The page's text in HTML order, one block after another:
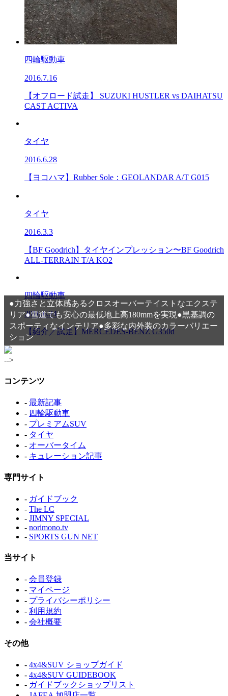
四輪駆動車
2016.7.16
【オフロード試走】 SUZUKI HUSTLER vs DAIHATSU
CAST ACTIVA
タイヤ
2016.6.28
【ヨコハマ】Rubber Sole：GEOLANDAR A/T G015
タイヤ
2016.3.3
【BF Goodrich】タイヤインプレッション〜BF Goodrich
ALL-TERRAIN T/A KO2
四輪駆動車
2016.6.24
【紹介／試走】MERCEDES-BENZ G350d
●力強さと立体感あるクロスオーバーテイストなエクステ
リア●雪道でも安心の最低地上高180mmを実現●黒基調の
スポーティなインテリア●多彩な内外装のカラーバリエー
ション
-->
コンテンツ
- 最新記事
- 四輪駆動車
- プレミアムSUV
- タイヤ
- オーバータイム
- キュレーション記事
専門サイト
- ガイドブック
- The LC
- JIMNY SPECIAL
- norimono.tv
- SPORTS GUN NET
当サイト
- 会員登録
- マイページ
- プライバシーポリシー
- 利用規約
- 会社概要
その他
- 4x4&SUV ショップガイド
- 4x4&SUV GUIDEBOOK
- ガイドブックショップリスト